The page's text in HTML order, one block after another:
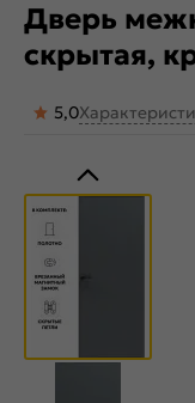
Дверь
скрытая,
5,0